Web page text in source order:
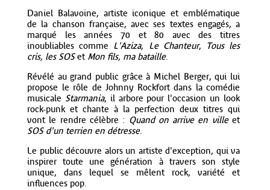
Daniel Balavoine, artiste iconique et emblématique
de la chanson française, avec ses textes engagés, a
marqué les années 70 et 80 avec des titres
inoubliables comme L'Aziza, Le Chanteur,
Tous les
cris, les SOSet Mon fils, ma bataille.
Révélé au grand public grâce à Michel Berger, qui lui
propose le rôle de Johnny Rockfort dans la comédie
musicale Starmania, il arbore pour l'occasion un look
rock-punk et chante à la perfection deux titres qui
vont le rendre célèbre : Quand on arrive en villeet
SOS d'un terrien en détresse.
Le public découvre alors un artiste d'exception, qui va
inspirer toute une génération à travers son style
unique, dans lequel se mêlent rock, variété et
influences pop.